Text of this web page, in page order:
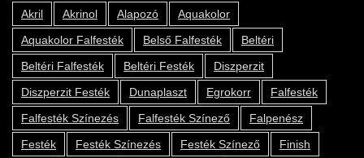
Akril
Akrinol Alapozó
Aquakolor
Aquakolor Falfesték
Belső Falfesték
Beltéri
Beltéri Falfesték
Beltéri Festék
Diszperzit
Diszperzit Festék
Dunaplaszt Egrokorr
Falfesték
Falfesték Színezés
Falfesték Színező
Falpenész
Festék
Festék Színezés Festék Színező
Finish